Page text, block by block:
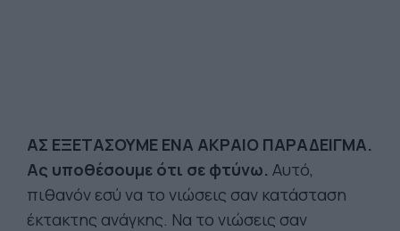
ΑΣ ΕΞΕΤΑΣΟΥΜΕ ΕΝΑ ΑΚΡΑΙΟ ΠΑΡΑΔΕΙΓΜΑ.
Ας υποθέσουμε ότι σε φτύνω. Αυτό,
πιθανόν εσύ να το νιώσεις σαν κατάσταση
έκτακτης ανάγκης. Να το νιώσεις σαν